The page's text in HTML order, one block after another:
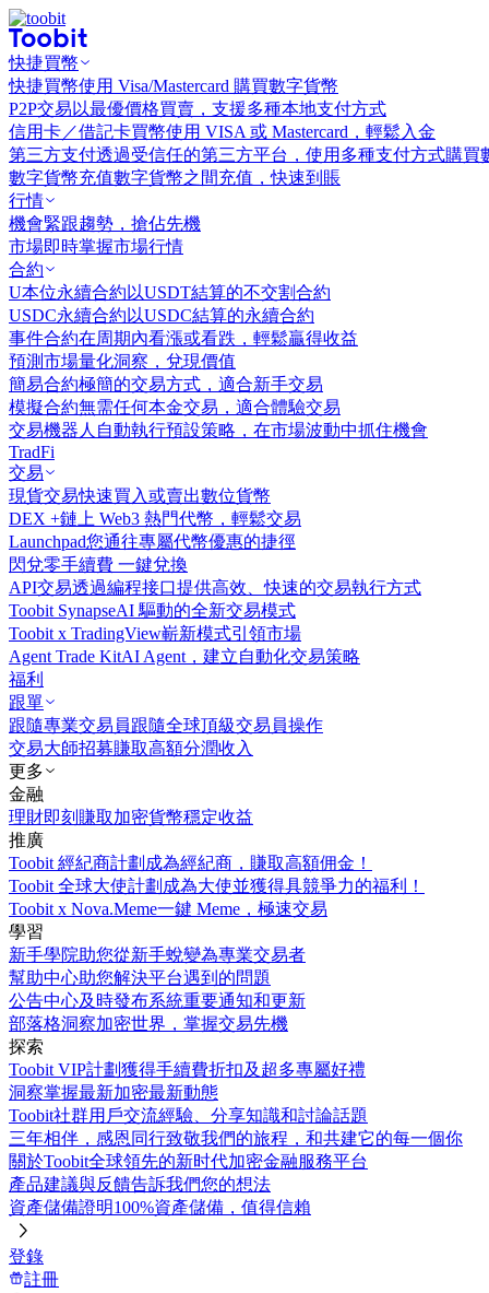
快捷買幣
快捷買幣使用 Visa/Mastercard 購買數字貨幣
P2P交易 以最優價格買賣，支援多種本地支付方式
信用卡／借記卡買幣使用 VISA 或 Mastercard，輕鬆入金
第三方支付透過受信任的第三方平台，使用多種支付方式購買
數字貨幣充值數字貨幣之間充值，快速到賬
行情
機會緊跟趨勢，搶佔先機
市場即時掌握市場行情
合約
U本位永續合約 以USDT結算的不交割合約
USDC永續合約 以USDC結算的永續合約
事件合約在周期內看漲或看跌，輕鬆贏得收益
預測市場量化洞察，兌現價值
簡易合約極簡的交易方式，適合新手交易
模擬合約無需任何本金交易，適合體驗交易
交易機器人 自動執行預設策略，在市場波動中抓住機會
TradFi
交易
現貨交易快速買入或賣出數位貨幣
DEX +鏈上 Web3 熱門代幣，輕鬆交易
Launchpad您通往專屬代幣優惠的捷徑
閃兌零手續費 一鍵兌換
API交易透過編程接口提供高效、快速的交易執行方式
Toobit SynapseAI 驅動的全新交易模式
Toobit x TradingView嶄新模式引領市場
Agent Trade KitAI Agent，建立自動化交易策略
福利
跟單
跟隨專業交易員跟隨全球頂級交易員操作
交易大師招募賺取高額分潤收入
更多
金融
理財即刻賺取加密貨幣穩定收益
推廣
Toobit 經紀商計劃 成為經紀商，賺取高額佣金！
Toobit 全球大使計劃 成為大使並獲得具競爭力的福利！
Toobit x Nova.Meme一鍵 Meme，極速交易
學習
新手學院助您從新手蛻變為專業交易者
幫助中心助您解決平台遇到的問題
公告中心及時發布系統重要通知和更新
部落格洞察加密世界，掌握交易先機
探索
Toobit VIP計劃獲得手續費折扣及超多專屬好禮
洞察掌握最新加密最新動態
Toobit社群用戶交流經驗、分享知識和討論話題
三年相伴，感恩同行致敬我們的旅程，和共建它的每一個你
關於Toobit全球領先的新时代加密金融服務平台
產品建議與反饋告訴我們您的想法
資產儲備證明100%資產儲備，值得信賴
登錄
註冊